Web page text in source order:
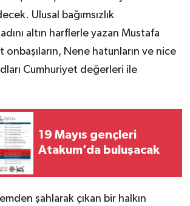
Ulusal bağımsızlık
altın harflerle yazan Mustafa
onbaşıların, Nene hatunların ve nice
Cumhuriyet değerleri ile
19 Mayıs gençleri
Atakum’da buluşacak
şahlarak çıkan bir halkın